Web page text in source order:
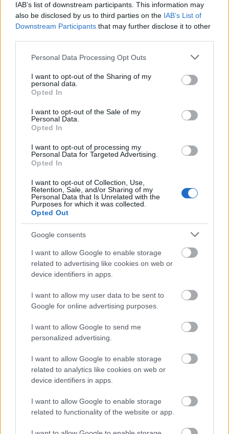
IAB’s list of downstream participants. This information may
also be disclosed by us to third parties on the IAB’s List of
Downstream Participants that may further disclose it to other
Please note that this website/app uses one or more Google
not limited to your visit or usage behaviour. You may click to
grant or deny consent to Google and its third-party tags to
use your data for below specified purposes in below Google
consent section.
Personal Data Processing Opt Outs
I want to opt-out of the Sharing of my
personal data.
Opted In
I want to opt-out of the Sale of my
Personal Data.
Opted In
I want to opt-out of processing my
Personal Data for Targeted Advertising.
Opted In
I want to opt-out of Collection, Use,
Retention, Sale, and/or Sharing of my
Personal Data that Is Unrelated with the
Purposes for which it was collected.
Opted Out
Google consents
I want to allow Google to enable storage
related to advertising like cookies on web or
device identifiers in apps.
I want to allow my user data to be sent to
Google for online advertising purposes.
I want to allow Google to send me
personalized advertising.
I want to allow Google to enable storage
related to analytics like cookies on web or
device identifiers in apps.
I want to allow Google to enable storage
related to functionality of the website or app.
hatalmasat a Margitszigeten! Vár Romazuri
összművészeti fesztivál
Teljesen összeomlott Christina Applegate,
14:01
Jennifer Aniston a világ legegyszerűbb
ruhájában bizonyította be: a kevesebb több
13:32
SZJA-bevallás határideje: ezért ellenőrizd a
tervezeted!
13:01
Sydney van den Bosch exkluzív interjúban
mesélt várandósságáról, szavait nehéz
könnyek nélkül kibírni
12:02
Katalin hercegné új hajszíne egyszerre vadító
és gyönyörű: nem térünk magunkhoz a
hercegné láttán
hihetetlenül magas kort ért meg Priscilla
Pointer
10:02
Torokszorítóan szép fotóval ünnepli 14.
házassági évfordulóját Katalin hercegné és